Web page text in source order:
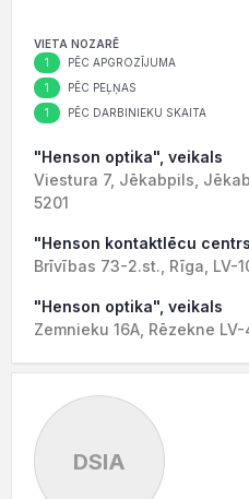
VIETA NOZARĒ
1 PĒC APGROZĪJUMA
1 PĒC PEĻŅAS
1 PĒC DARBINIEKU SKAITA
"Henson optika", veikals
Viestura 7, Jēkabpils,
5201
"Henson kontaktlēcu
Brīvības 73-2.st., Rīga, LV-
"Henson optika", veikals
Zemnieku 16A, Rēzekne LV-
DSIA